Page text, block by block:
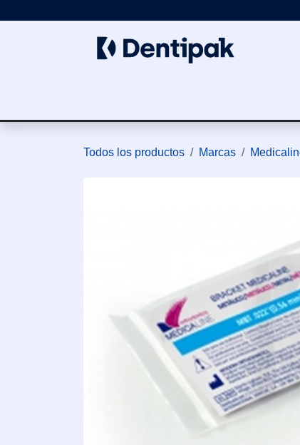
Todos los productos Marcas